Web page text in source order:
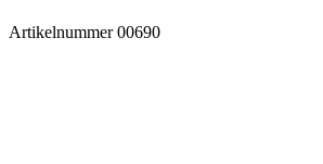
Artikelnummer 00690